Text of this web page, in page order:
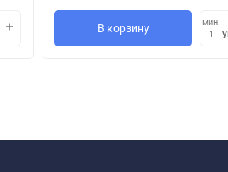
В корзину
мин.
1